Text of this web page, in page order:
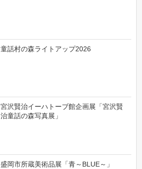
童話村の森ライトアップ2026
宮沢賢治イーハトーブ館企画展「宮沢賢
治童話の森写真展」
盛岡市所蔵美術品展「青～BLUE～」